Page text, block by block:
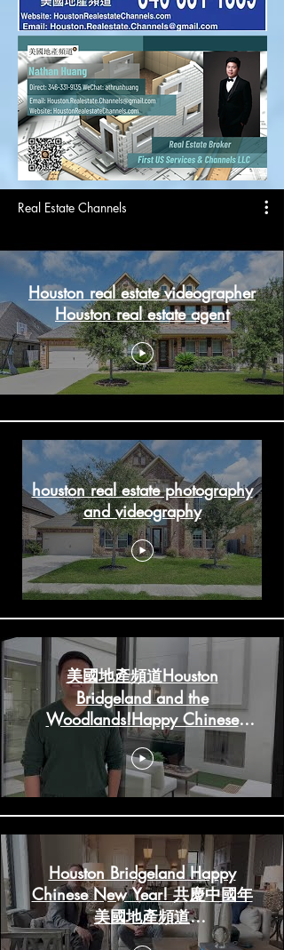
Real Estate Channels
Houston real estate videographer
Houston real estate agent
houston real estate photography
and videography
美國地產頻道Houston
Bridgeland and the
Woodlands!Happy Chinese
New Year!
HoustonRealestateChannels.com
Houston Bridgeland Happy
Chinese New Year! 共慶中國年
美國地產頻道
www.HoustonRealestateChannels.com